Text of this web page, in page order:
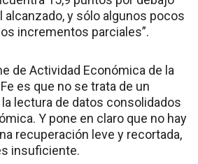
alcanzado, y sólo algunos pocos
incrementos parciales”.
de Actividad Económica de la
es que no se trata de un
lectura de datos consolidados
Y pone en claro que no hay
recuperación leve y recortada,
insuficiente.